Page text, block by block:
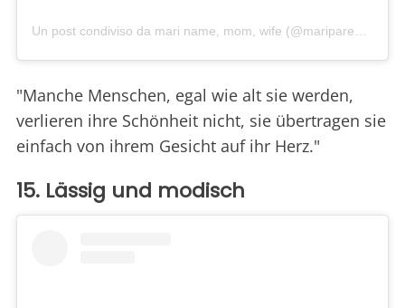
"Manche Menschen, egal wie alt sie werden,
verlieren ihre Schönheit nicht, sie übertragen sie
einfach von ihrem Gesicht auf ihr Herz."
15. Lässig und modisch